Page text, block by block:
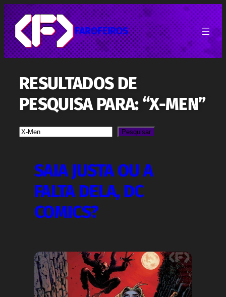
Pular
para
o
conteúdo
FAROFEIROS
RESULTADOS DE
PESQUISA PARA: “X-MEN”
Pesquisa Pesquisar
SAIA JUSTA OU A
FALTA DELA, DC
COMICS?